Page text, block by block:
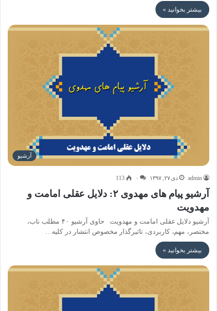
بیشتر بخوانید »
آرشیو
admin دی ۲۷, ۱۳۹۷ ۰ 113
آرشیو پیام های مهدوی ۲: دلایل عقلی امامت و
مهدویت
آرشیو دلایل عقلی امامت و مهدویت حاوی آرشیو ۴۰ مطلب ناب،
مختصر، مهم، کاربردی، تاثیرگذار مخصوص انتشار در کلیه…
بیشتر بخوانید »